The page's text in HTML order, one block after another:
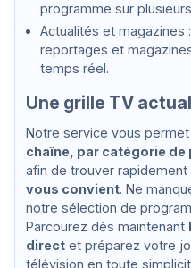
programme sur
Actualités et magazines
reportages et
temps réel.
Une grille TV
Notre service vous
chaîne, par catégorie
afin de trouver rapidement
vous convient. Ne
notre sélection de
Parcourez dès maintenant
directet préparez votre
télévision en toute